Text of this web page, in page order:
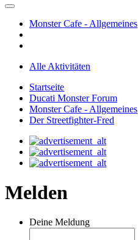
Monster Cafe - Allgemeines
Alle Aktivitäten
Startseite
Ducati Monster Forum
Monster Cafe - Allgemeines
Der Streetfighter-Fred
Melden
Deine Meldung